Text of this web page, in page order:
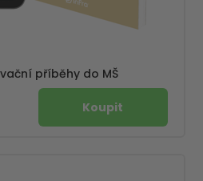
příběhy do MŠ